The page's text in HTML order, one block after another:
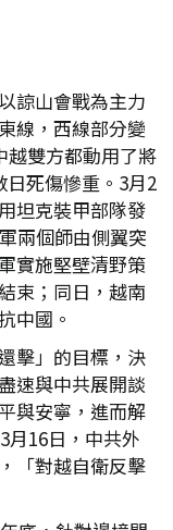
諒山會戰為主力
線，西線部分變
越雙方都動用了將
死傷慘重。3月2
坦克裝甲部隊發
兩個師由側翼突
實施堅壁清野策
束；同日，越南
中國。
擊」的目標，決
速與中共展開談
與安寧，進而解
月16日，中共外
「對越自衛反擊